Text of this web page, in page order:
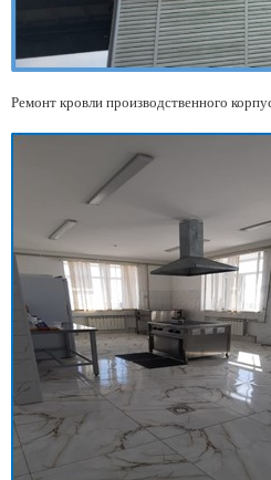
Ремонт кровли производственного